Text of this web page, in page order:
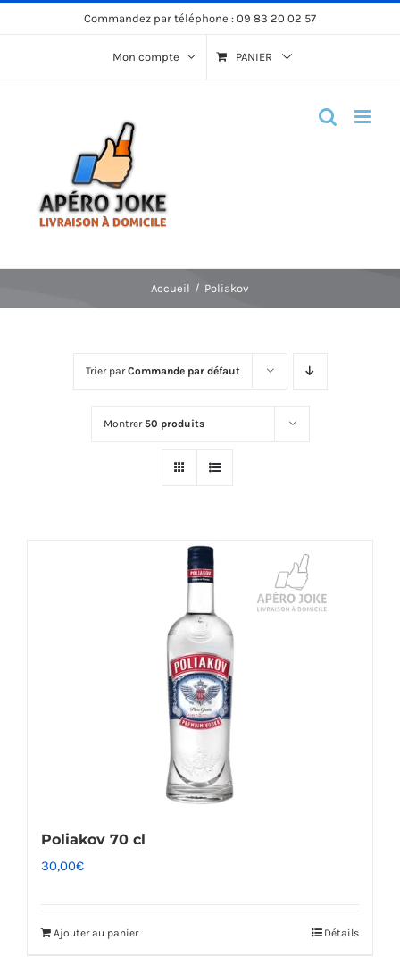
Commandez par téléphone : 09 83 20 02 57
Mon compte PANIER
Accueil Poliakov
Trier parCommande par défaut
Montrer50 produits
Poliakov 70 cl
30,00€
Ajouter au panier Détails